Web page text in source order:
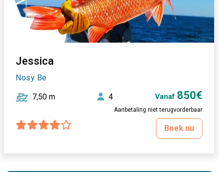
Jessica
Nosy Be
7,50 m 4 Vanaf 850€
Aanbetaling niet terugvorderbaar
Boek nu